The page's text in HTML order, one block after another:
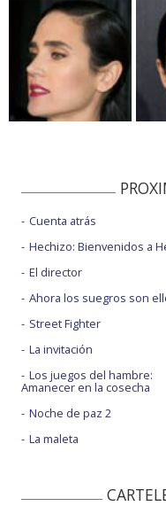
Cuenta atrás
Hechizo: Bienvenidos a
El director
Ahora los suegros son
Street Fighter
La invitación
Los juegos del hambre:
Amanecer en la cosecha
Noche de paz 2
La maleta